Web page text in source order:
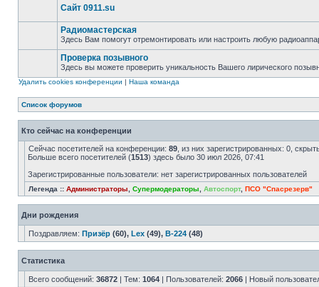
Сайт 0911.su
Радиомастерская
Здесь Вам помогут отремонтировать или настроить любую
Проверка позывного
Здесь вы можете проверить уникальность Вашего лирического
Удалить cookies конференции | Наша команда
Список форумов
Кто сейчас на конференции
Сейчас посетителей на конференции: 89 , из них зарегистрированных: 0,
Больше всего посетителей (1513) здесь было 30 июл 2026, 07:41
Зарегистрированные пользователи: нет зарегистрированных пользователей
Легенда :: Администраторы Супермодераторы Автоспорт, ПСО "Спасрезерв"
Дни рождения
Поздравляем: Призёр (60), Lex (49), В-224 (48)
Статистика
Всего сообщений: 36872 | Тем: 1064 | Пользователей: 2066 | Новый